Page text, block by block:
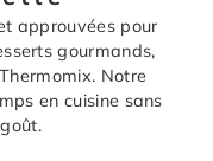
approuvées pour
gourmands,
Notre
en cuisine sans